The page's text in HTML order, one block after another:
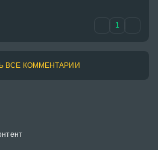
1
ВСЕ КОММЕНТАРИИ